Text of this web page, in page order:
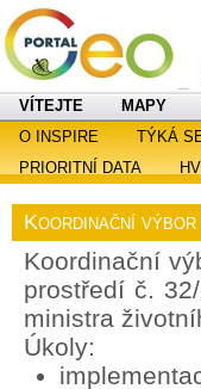
VÍTEJTE MAPY
O INSPIRE
TÝKÁ
PRIORITNÍ DATA
Koordinační
Koordinační
prostředí č.
ministra
Úkoly: